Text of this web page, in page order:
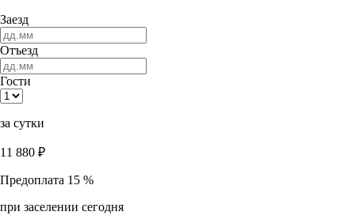
Заезд
Отъезд
Гости
за сутки
11 880 ₽
Предоплата 15 %
при заселении сегодня